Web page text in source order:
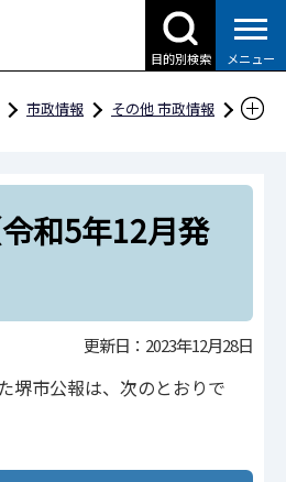
目的別検索 メニュー
市政情報
その他 市政情報
5年発行分）
5年12月発行分）
和5年12月発
更新日：2023年12月28日
堺市公報は、次のとおりで